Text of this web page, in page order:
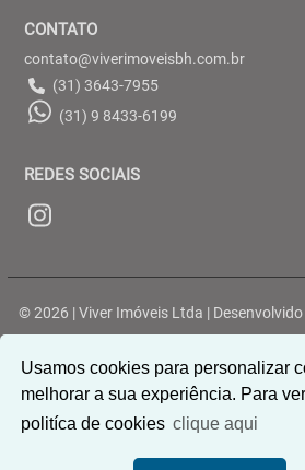
Usamos cookies para personalizar
melhorar a sua experiência. Para
politíca de cookies clique aqui
CONTATO
contato@viverimoveisbh.com.br
(31) 3643-7955
(31) 9 8433-6199
REDES SOCIAIS
© 2026 | Viver Imóveis Ltda |
Rua Belterra, 188 - Ouro Preto - Belo